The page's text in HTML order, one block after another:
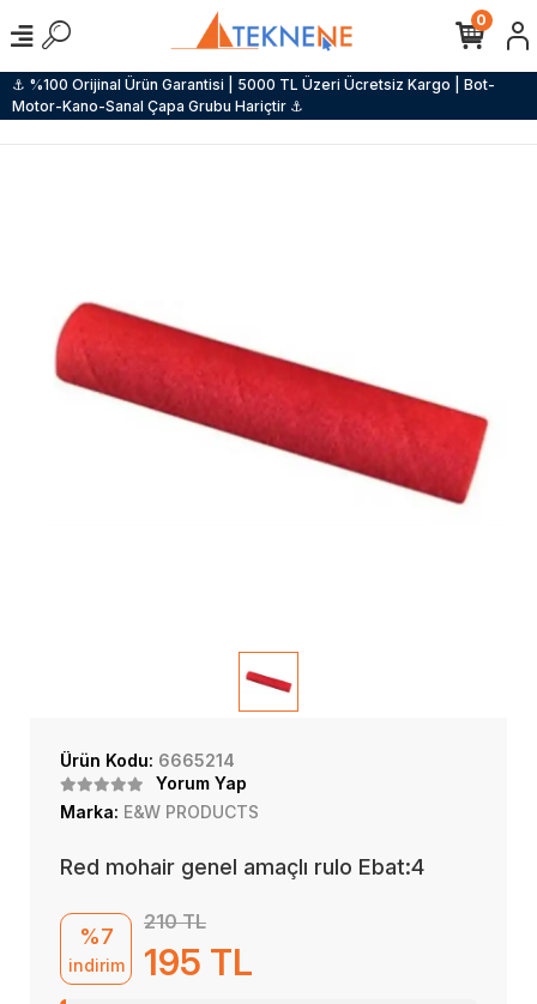
⚓ %100 Orijinal Ürün Garantisi | 5000 TL Üzeri Ücretsiz Kargo | Bot-
Motor-Kano-Sanal Çapa Grubu Hariçtir ⚓
0
Ürün Kodu: 6665214
Yorum Yap
Marka: E&W PRODUCTS
Red mohair genel amaçlı rulo Ebat:4
%7
indirim
210 TL
195 TL